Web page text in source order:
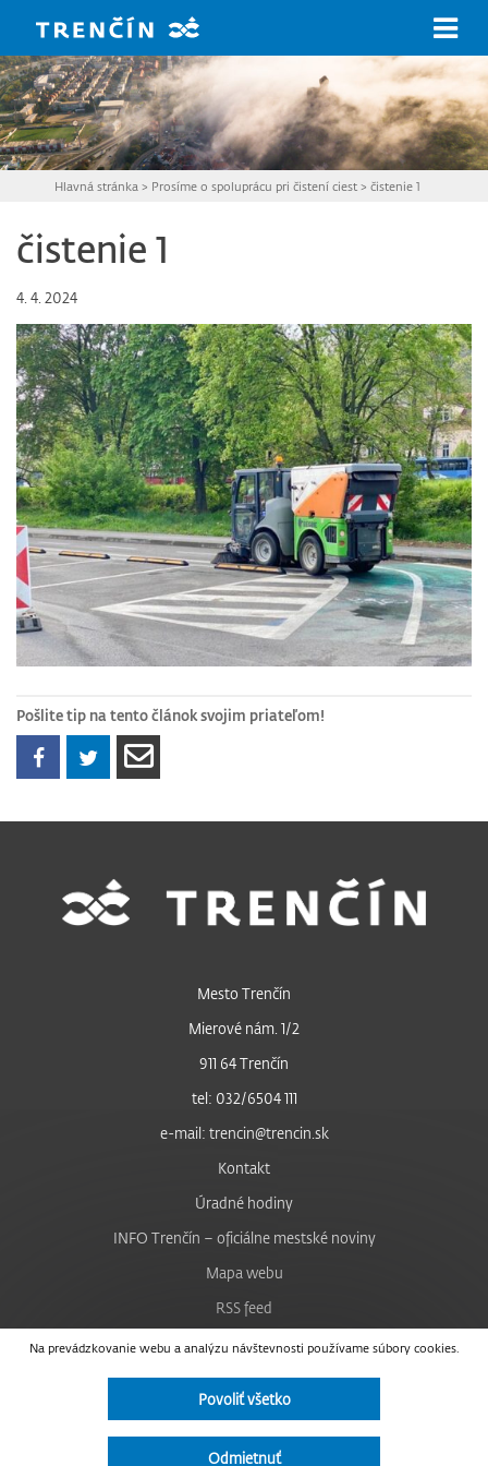
Hlavná stránka > Prosíme o spoluprácu pri čistení ciest >čistenie 1
čistenie 1
4. 4. 2024
Pošlite tip na tento článok svojim priateľom!
Na prevádzkovanie webu a analýzu návštevnosti používame súbory cookies.
Povoliť všetko
Odmietnuť
Mesto Trenčín
Mierové nám. 1/2
911 64 Trenčín
tel: 032/6504 111
e-mail: trencin@trencin.sk
Kontakt
Úradné hodiny
INFO Trenčín – oficiálne mestské noviny
Mapa webu
RSS feed
Nastavenie cookies
Facebook
Instagram